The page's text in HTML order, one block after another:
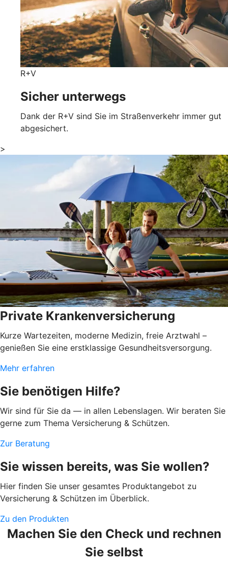
R+V
Sicher unterwegs
Dank der R+V sind Sie im Straßenverkehr immer gut
abgesichert.
>
Private Krankenversicherung
Kurze Wartezeiten, moderne Medizin, freie Arztwahl –
genießen Sie eine erstklassige Gesundheitsversorgung.
Mehr erfahren
Sie benötigen Hilfe?
Wir sind für Sie da — in allen Lebenslagen. Wir beraten Sie
gerne zum Thema Versicherung & Schützen.
Zur Beratung
Sie wissen bereits, was Sie wollen?
Hier finden Sie unser gesamtes Produktangebot zu
Versicherung & Schützen im Überblick.
Zu den Produkten
Machen Sie den Check und rechnen
Sie selbst